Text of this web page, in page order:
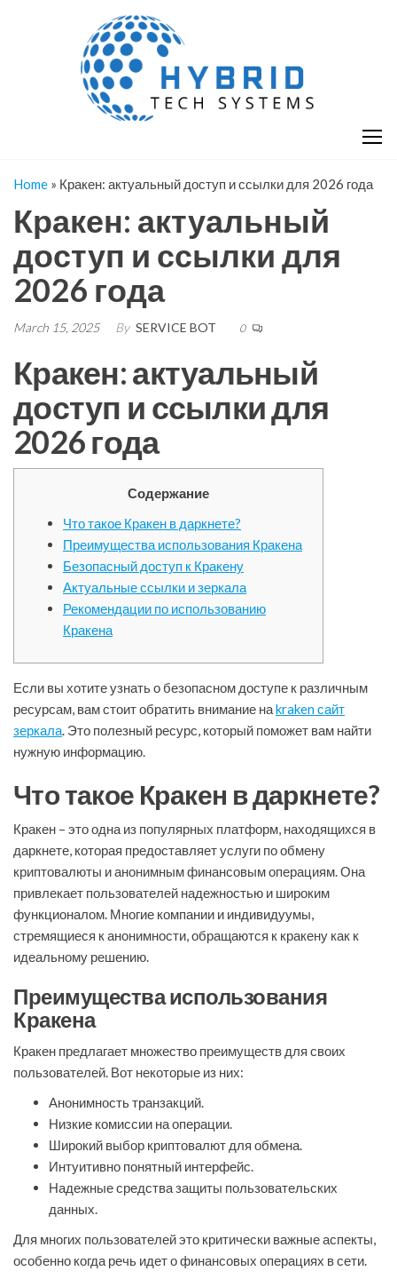
Home » Кракен: актуальный доступ и ссылки для 2026 года
Кракен: актуальный
доступ и ссылки для
2026 года
March 15, 2025 By SERVICE BOT 0
Кракен: актуальный
доступ и ссылки для
2026 года
Содержание
Что такое Кракен в даркнете?
Преимущества использования Кракена
Безопасный доступ к Кракену
Актуальные ссылки и зеркала
Рекомендации по использованию
Кракена
Если вы хотите узнать о безопасном доступе к различным
ресурсам, вам стоит обратить внимание наkraken сайт
зеркала. Это полезный ресурс, который поможет вам найти
нужную информацию.
Что такое Кракен в даркнете?
Кракен – это одна из популярных платформ, находящихся в
даркнете, которая предоставляет услуги по обмену
криптовалюты и анонимным финансовым операциям. Она
привлекает пользователей надежностью и широким
функционалом. Многие компании и индивидуумы,
стремящиеся к анонимности, обращаются к кракену как к
идеальному решению.
Преимущества использования
Кракена
Кракен предлагает множество преимуществ для своих
пользователей. Вот некоторые из них:
Анонимность транзакций.
Низкие комиссии на операции.
Широкий выбор криптовалют для обмена.
Интуитивно понятный интерфейс.
Надежные средства защиты пользовательских
данных.
Для многих пользователей это критически важные аспекты,
особенно когда речь идет о финансовых операциях в сети.